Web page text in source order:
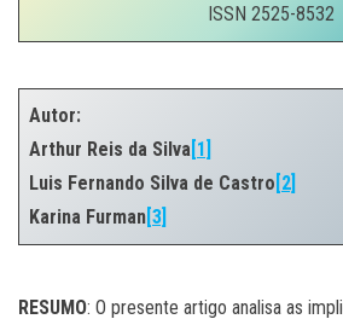
ISSN 2525-8532
Autor:
Arthur Reis da Silva[1]
Luis Fernando Silva de Castro [2]
Karina Furman[3]
RESUMO: O presente artigo analisa as